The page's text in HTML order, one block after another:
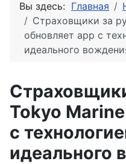
Вы здесь: Главная
Страховщики за
обновляет app с
идеального
Tokyo
с
идеального